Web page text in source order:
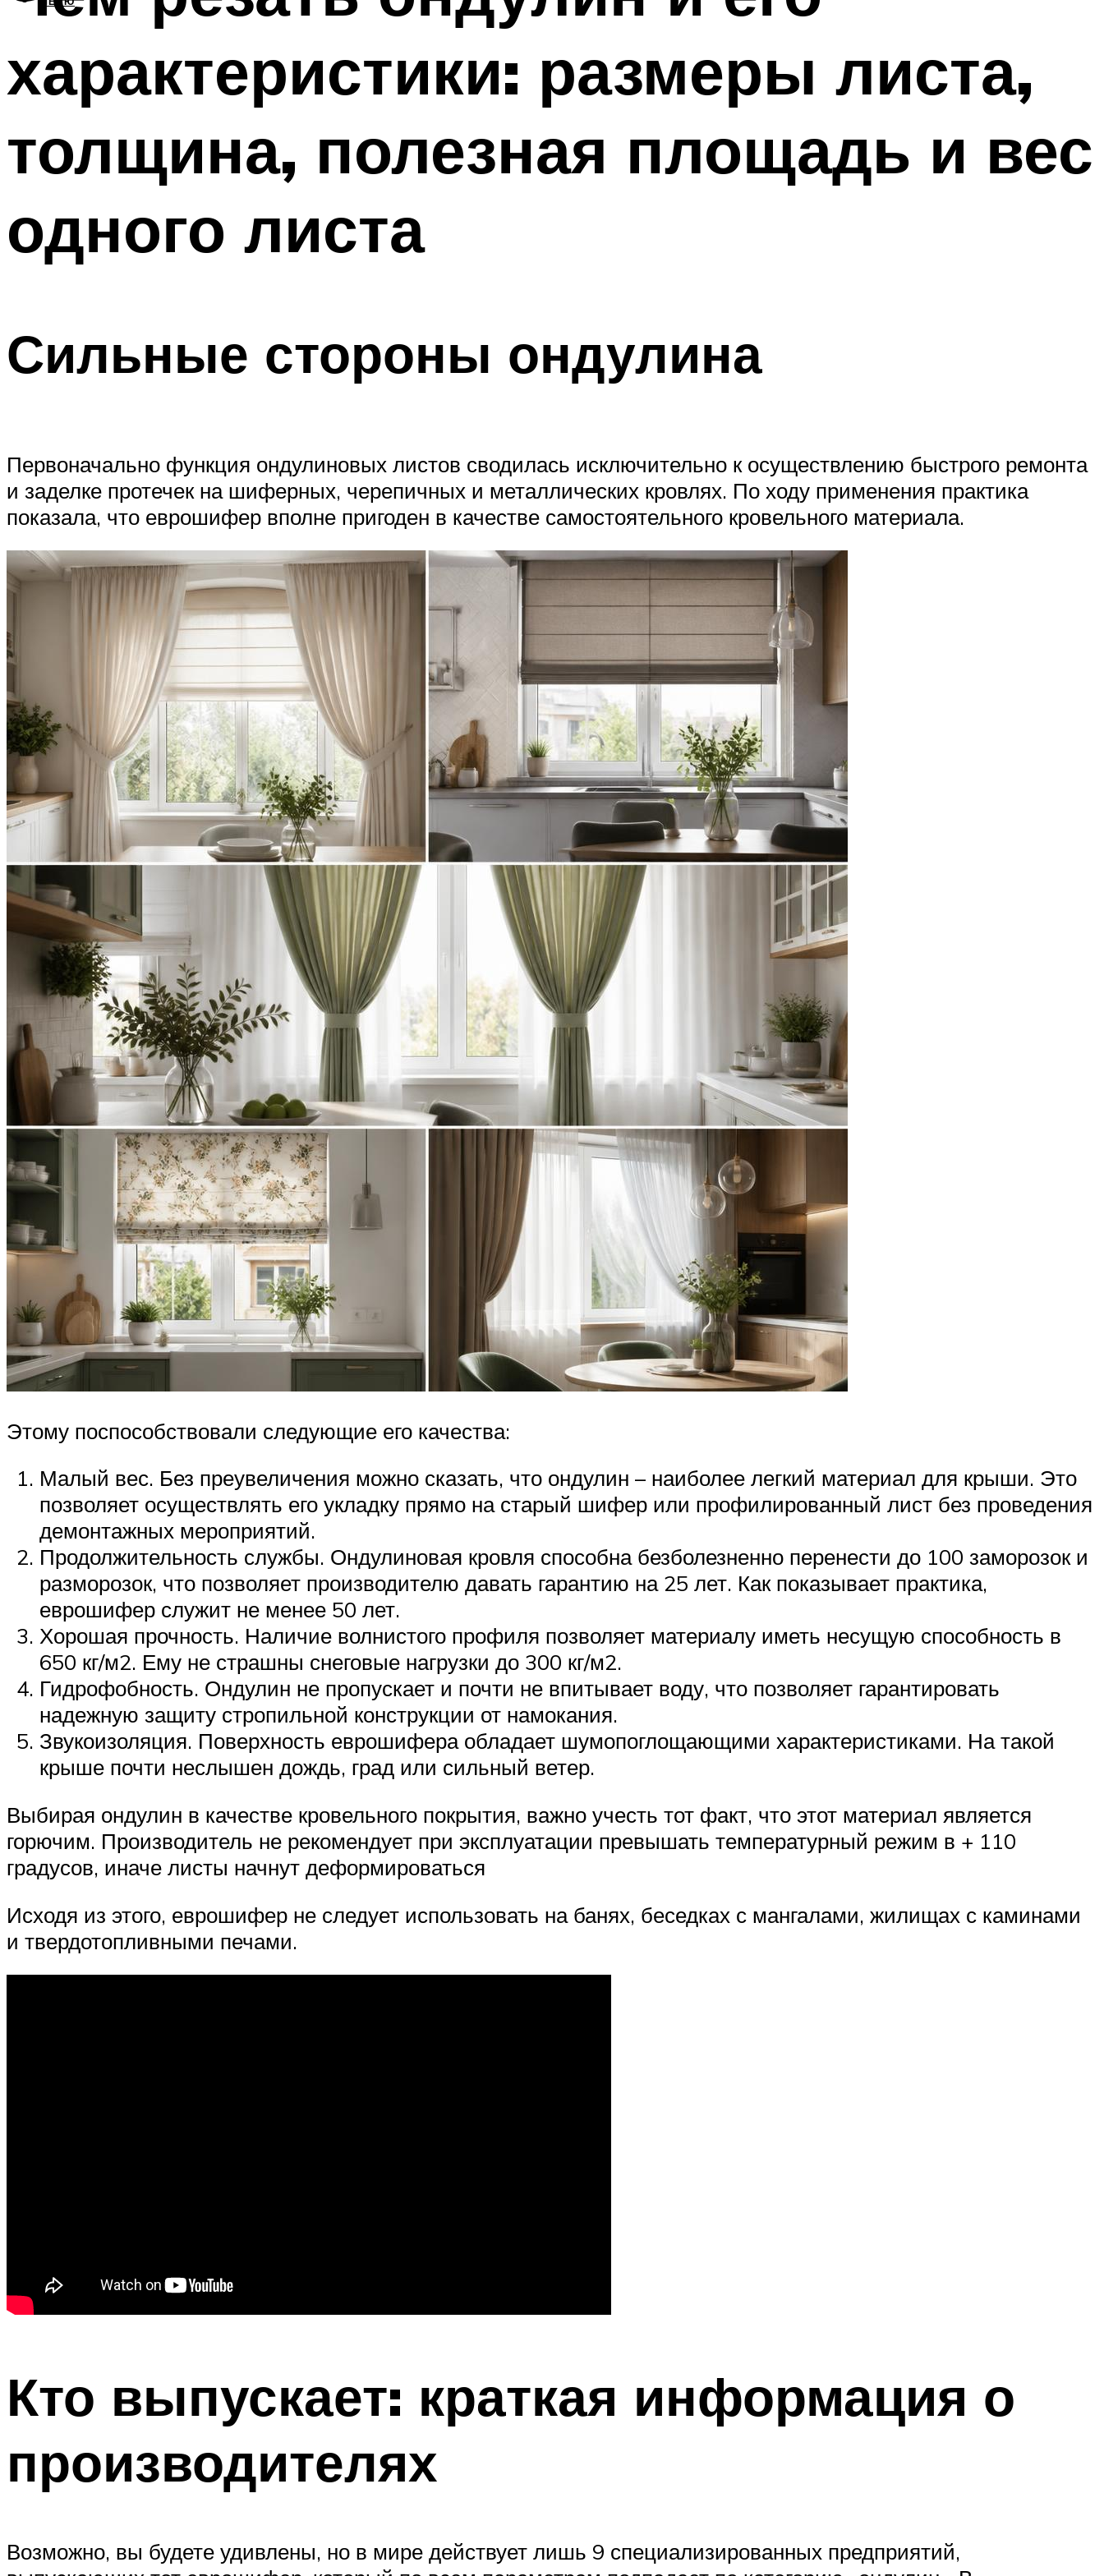
характеристики: размеры листа,
толщина, полезная площадь и вес
одного листа
Сильные стороны ондулина
Первоначально функция ондулиновых листов сводилась исключительно к осуществлению быстрого ремонта
и заделке протечек на шиферных, черепичных и металлических кровлях. По ходу применения практика
показала, что еврошифер вполне пригоден в качестве самостоятельного кровельного материала.
Этому поспособствовали следующие его качества:
Малый вес. Без преувеличения можно сказать, что ондулин – наиболее легкий материал для крыши. Это
позволяет осуществлять его укладку прямо на старый шифер или профилированный лист без проведения
демонтажных мероприятий.
Продолжительность службы. Ондулиновая кровля способна безболезненно перенести до 100 заморозок и
разморозок, что позволяет производителю давать гарантию на 25 лет. Как показывает практика,
еврошифер служит не менее 50 лет.
Хорошая прочность. Наличие волнистого профиля позволяет материалу иметь несущую способность в
650 кг/м2. Ему не страшны снеговые нагрузки до 300 кг/м2.
Гидрофобность. Ондулин не пропускает и почти не впитывает воду, что позволяет гарантировать
надежную защиту стропильной конструкции от намокания.
Звукоизоляция. Поверхность еврошифера обладает шумопоглощающими характеристиками. На такой
крыше почти неслышен дождь, град или сильный ветер.
Выбирая ондулин в качестве кровельного покрытия, важно учесть тот факт, что этот материал является
горючим. Производитель не рекомендует при эксплуатации превышать температурный режим в + 110
градусов, иначе листы начнут деформироваться
Исходя из этого, еврошифер не следует использовать на банях, беседках с мангалами, жилищах с каминами
и твердотопливными печами.
Кто выпускает: краткая информация о
производителях
Возможно, вы будете удивлены, но в мире действует лишь 9 специализированных предприятий,